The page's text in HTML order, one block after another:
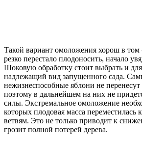
Такой вариант омоложения хорош в том
резко перестало плодоносить, начало
Шоковую обработку стоит выбрать и
надлежащий вид запущенного сада.
нежизнеспособные яблони не
поэтому в дальнейшем на них не
силы. Экстремальное омоложение
которых плодовая масса
ветвям. Это не только приводит к
грозит полной потерей дерева.